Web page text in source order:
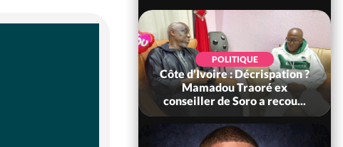
d'Ivoire : Ouattara
des sanctions contre
POLITIQUE
Côte d'Ivoire : Décrispation ?
Mamadou Traoré ex
conseiller de Soro a recou...